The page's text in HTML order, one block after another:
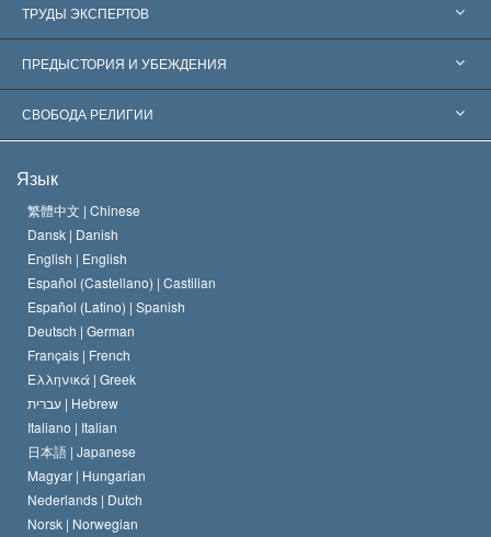
Соединённые Штаты
Признания по всему миру
Знаменательные решения
ТРУДЫ ЭКСПЕРТОВ
Экспертизы по категориям
Ведущие мировые специалисты
ПРЕДЫСТОРИЯ И УБЕЖДЕНИЯ
Л. Рон Хаббард
Кредо Церкви Саентологии
Кодекс саентолога
Дэвид Мицкевич
СВОБОДА РЕЛИГИИ
Международные стандарты в области прав человека
Декларация о религии
Язык
繁體中文 | Chinese
Dansk | Danish
English | English
Español (Castellano) | Castilian
Español (Latino) | Spanish
Deutsch | German
Français | French
Ελληνικά | Greek
עברית | Hebrew
Italiano | Italian
日本語 | Japanese
Magyar | Hungarian
Nederlands | Dutch
Norsk | Norwegian